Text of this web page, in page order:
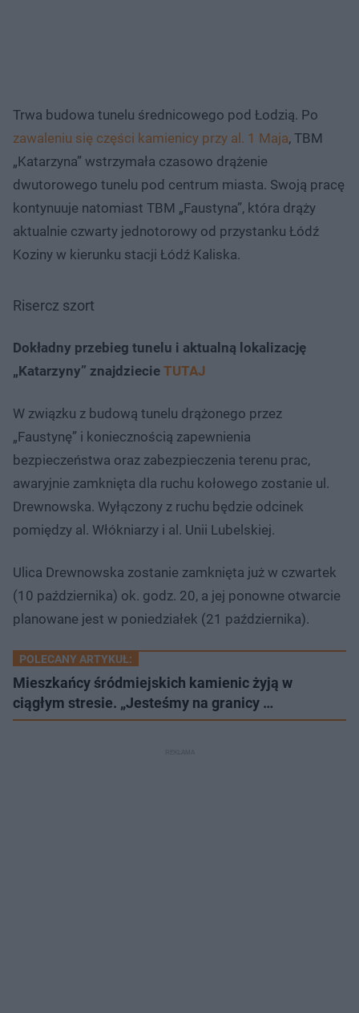
Trwa budowa tunelu średnicowego pod Łodzią. Po
zawaleniu się części kamienicy przy al. 1 Maja, TBM
„Katarzyna” wstrzymała czasowo drążenie
dwutorowego tunelu pod centrum miasta. Swoją pracę
kontynuuje natomiast TBM „Faustyna”, która drąży
aktualnie czwarty jednotorowy od przystanku Łódź
Koziny w kierunku stacji Łódź Kaliska.
Risercz szort
Dokładny przebieg tunelu i aktualną lokalizację
„Katarzyny” znajdziecie TUTAJ
W związku z budową tunelu drążonego przez
„Faustynę” i koniecznością zapewnienia
bezpieczeństwa oraz zabezpieczenia terenu prac,
awaryjnie zamknięta dla ruchu kołowego zostanie ul.
Drewnowska. Wyłączony z ruchu będzie odcinek
pomiędzy al. Włókniarzy i al. Unii Lubelskiej.
Ulica Drewnowska zostanie zamknięta już w czwartek
(10 października) ok. godz. 20, a jej ponowne otwarcie
planowane jest w poniedziałek (21 października).
POLECANY ARTYKUŁ:
Mieszkańcy śródmiejskich kamienic żyją w
ciągłym stresie. „Jesteśmy na granicy …